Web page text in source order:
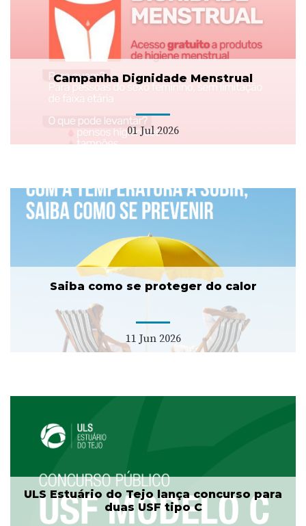
Campanha Dignidade Menstrual
01 Jul 2026
Saiba como se proteger do calor
11 Jun 2026
ULS Estuário do Tejo lança concurso para
duas USF tipo C